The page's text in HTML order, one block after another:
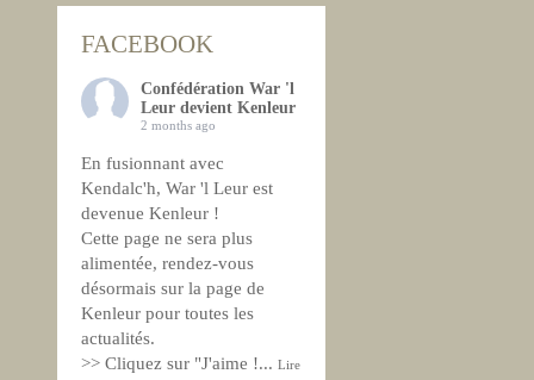
FACEBOOK
Confédération War 'l
Leur devient Kenleur
2 months ago
En fusionnant avec
Kendalc'h, War 'l Leur est
devenue Kenleur !
Cette page ne sera plus
alimentée, rendez-vous
désormais sur la page de
Kenleur pour toutes les
actualités.
>> Cliquez sur "J'aime !... Lire